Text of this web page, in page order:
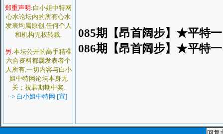
郑重声明:白小姐中特网
心水论坛内的所有心水
发表均属原创,任何个人
和机构无权转载.
另:本坛公开的高手精准
六合资料都属发表者个
人所有,一切内容与白小
姐中特网论坛本身无
关；祝君期期中奖.
-> 白小姐中特网 [宣]
085期【昂首阔步】★平特
086期【昂首阔步】★平特